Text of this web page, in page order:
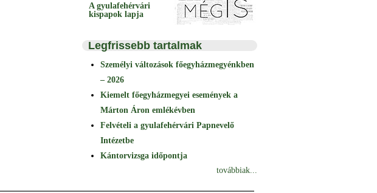
A gyulafehérvári
kispapok lapja
Legfrissebb tartalmak
Személyi változások főegyházmegyénkben
– 2026
Kiemelt főegyházmegyei események a
Márton Áron emlékévben
Felvételi a gyulafehérvári Papnevelő
Intézetbe
Kántorvizsga időpontja
továbbiak...